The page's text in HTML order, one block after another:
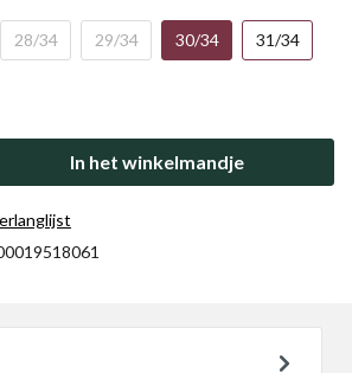
28/34 29/34 30/34 31/34
In het winkelmandje